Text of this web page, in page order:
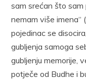
sam srećan što sam
nemam više imena“
pojedinac se
gubljenja samoga
gubljenju memorije,
potječe od Budhe i